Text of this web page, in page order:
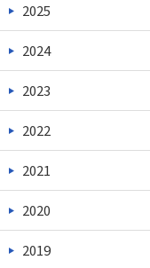
2025
2024
2023
2022
2021
2020
2019